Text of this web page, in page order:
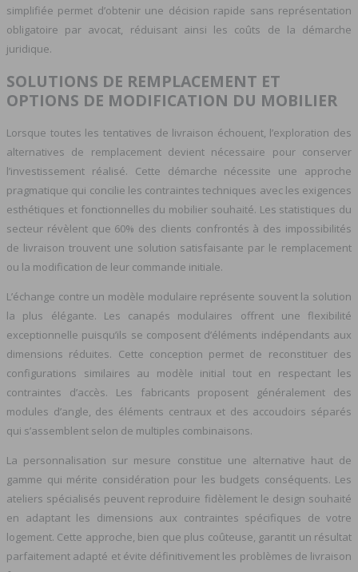
simplifiée permet d’obtenir une décision rapide sans représentation
obligatoire par avocat, réduisant ainsi les coûts de la démarche
juridique.
SOLUTIONS DE REMPLACEMENT ET
OPTIONS DE MODIFICATION DU MOBILIER
Lorsque toutes les tentatives de livraison échouent, l’exploration des
alternatives de remplacement devient nécessaire pour conserver
l’investissement réalisé. Cette démarche nécessite une approche
pragmatique qui concilie les contraintes techniques avec les exigences
esthétiques et fonctionnelles du mobilier souhaité. Les statistiques du
secteur révèlent que 60% des clients confrontés à des impossibilités
de livraison trouvent une solution satisfaisante par le remplacement
ou la modification de leur commande initiale.
L’échange contre un modèle modulaire représente souvent la solution
la plus élégante. Les canapés modulaires offrent une flexibilité
exceptionnelle puisqu’ils se composent d’éléments indépendants aux
dimensions réduites. Cette conception permet de reconstituer des
configurations similaires au modèle initial tout en respectant les
contraintes d’accès. Les fabricants proposent généralement des
modules d’angle, des éléments centraux et des accoudoirs séparés
qui s’assemblent selon de multiples combinaisons.
La personnalisation sur mesure constitue une alternative haut de
gamme qui mérite considération pour les budgets conséquents. Les
ateliers spécialisés peuvent reproduire fidèlement le design souhaité
en adaptant les dimensions aux contraintes spécifiques de votre
logement. Cette approche, bien que plus coûteuse, garantit un résultat
parfaitement adapté et évite définitivement les problèmes de livraison